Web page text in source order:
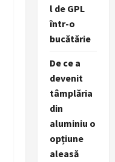
l de GPL
într-o
bucătărie
De ce a
devenit
tâmplăria
din
aluminiu o
opțiune
aleasă